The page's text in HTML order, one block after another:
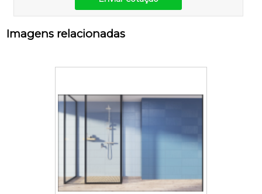
Imagens relacionadas